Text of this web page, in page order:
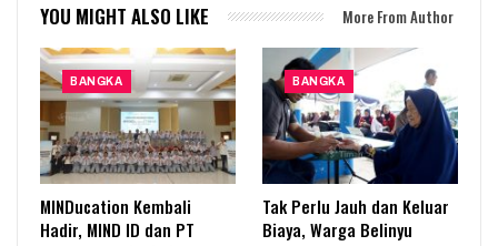
YOU MIGHT ALSO LIKE More From Author
BANGKA
MINDucation Kembali
Hadir, MIND ID dan PT
BANGKA
Tak Perlu Jauh dan Keluar
Biaya, Warga Belinyu